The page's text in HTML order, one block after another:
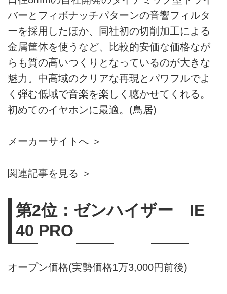
バーとフィボナッチパターンの音響フィルタ
ーを採用したほか、同社初の切削加工による
金属筐体を使うなど、比較的安価な価格なが
らも質の高いつくりとなっているのが大きな
魅力。中高域のクリアな再現とパワフルでよ
く弾む低域で音楽を楽しく聴かせてくれる。
初めてのイヤホンに最適。(鳥居)
メーカーサイトへ ＞
関連記事を見る ＞
第2位：ゼンハイザー IE
40 PRO
オープン価格(実勢価格1万3,000円前後)